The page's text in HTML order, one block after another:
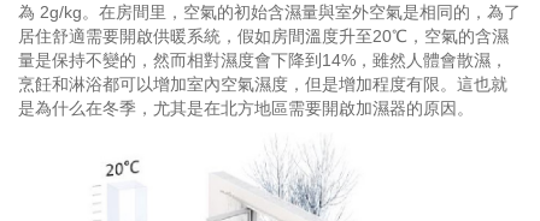
為 2g/kg。在房間里，空氣的初始含濕量與室外空氣是相同的，為了
居住舒適需要開啟供暖系統，假如房間溫度升至20℃，空氣的含濕
量是保持不變的，然而相對濕度會下降到14%，雖然人體會散濕，
烹飪和淋浴都可以增加室內空氣濕度，但是增加程度有限。這也就
是為什么在冬季，尤其是在北方地區需要開啟加濕器的原因。